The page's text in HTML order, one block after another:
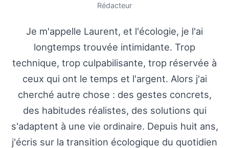
Rédacteur
Je m'appelle Laurent, et l'écologie, je l'ai
longtemps trouvée intimidante. Trop
technique, trop culpabilisante, trop réservée à
ceux qui ont le temps et l'argent. Alors j'ai
cherché autre chose : des gestes concrets,
des habitudes réalistes, des solutions qui
s'adaptent à une vie ordinaire. Depuis huit ans,
j'écris sur la transition écologique du quotidien